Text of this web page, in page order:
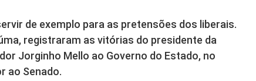
de exemplo para as pretensões dos liberais.
registraram as vitórias do presidente da
Jorginho Mello ao Governo do Estado, no
ao Senado.